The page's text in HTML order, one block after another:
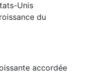
Unis
du
accordée